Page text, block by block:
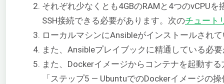
それぞれ少なくとも4GBのRAMと4つのvCPU
SSH接続できる必要があります。次のチュート
ローカルマシンにAnsibleがインストールされ
また、Ansibleプレイブックに精通している必
また、Dockerイメージからコンテナを起動す
「ステップ5 — UbuntuでのDockerイメージの